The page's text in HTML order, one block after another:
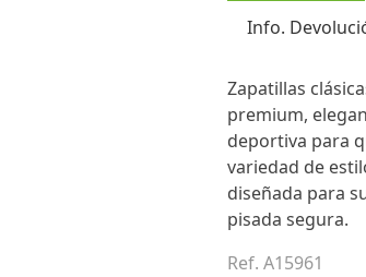
Info.
Zapatillas
premium,
deportiva para
variedad de
diseñada para
pisada segura.
Ref. A15961